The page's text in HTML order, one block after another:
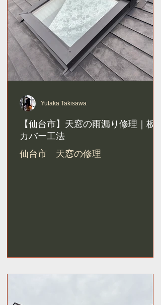
【仙台市】天窓の雨漏り修理｜板金
カバー工法
仙台市 天窓の修理
Yutaka Takisawa